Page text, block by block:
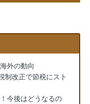
外の動向
制改正で節税にスト
今後はどうなるの